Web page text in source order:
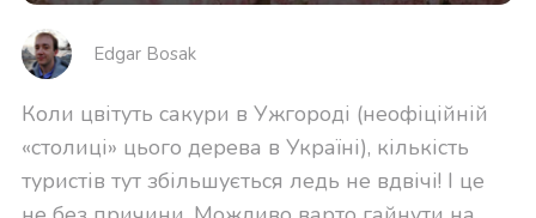
Edgar Bosak
Коли цвітуть сакури в Ужгороді (неофіційній
«столиці» цього дерева в Україні), кількість
туристів тут збільшується ледь не вдвічі! І це